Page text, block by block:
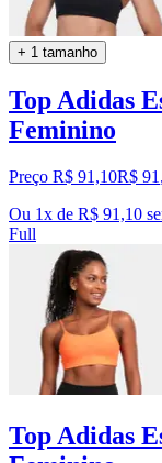
+ 1 tamanho
Top Adidas
Feminino
Preço R$ 91,10R$ 91 ,
Ou 1x de R$ 91,10
Full
Top Adidas